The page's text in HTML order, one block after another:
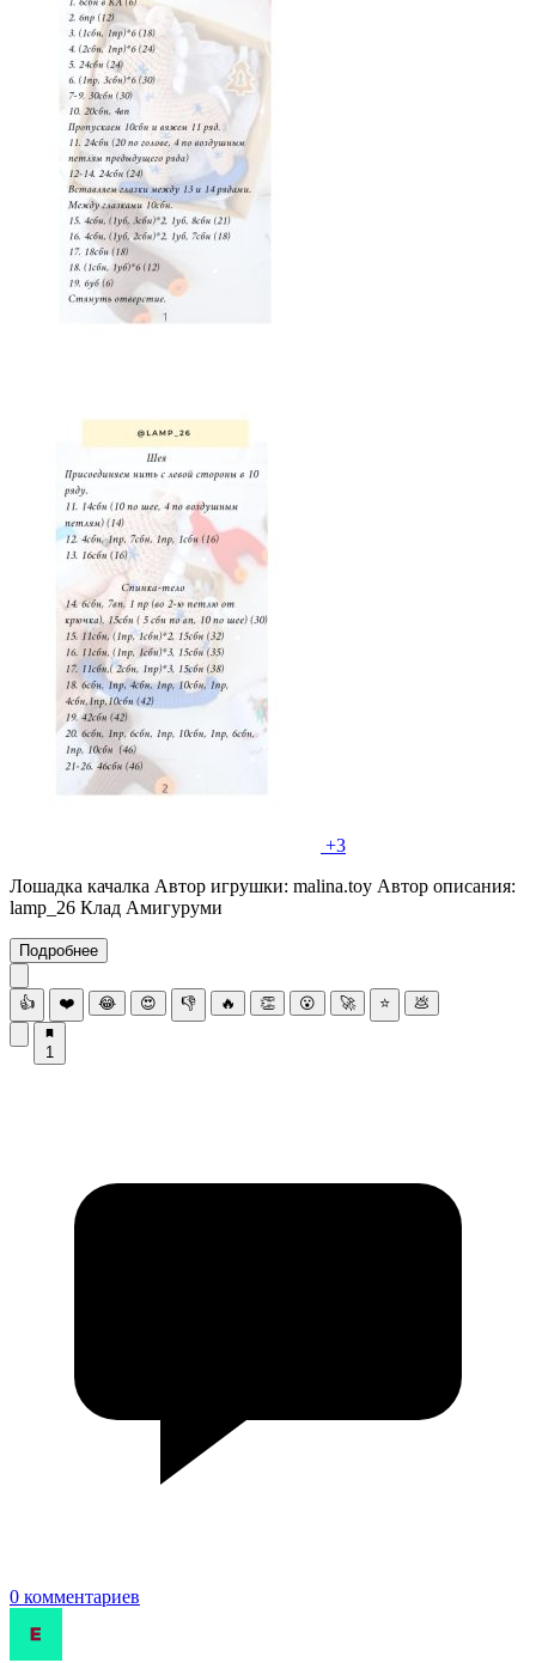
+3
Лошадка качалка Автор игрушки: malina.toy Автор описания:
lamp_26 Клад Амигуруми
Подробнее
👍 ❤️ 😂 😍 👎 🔥 👏 😮 🚀 ⭐ 💩
1
0 комментариев